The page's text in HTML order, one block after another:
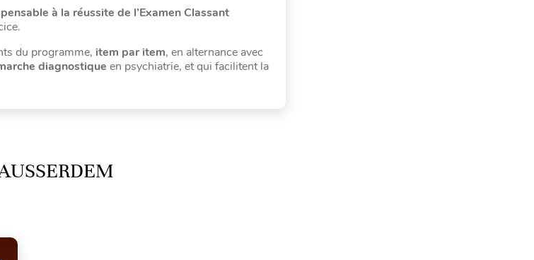
à la réussite de l’Examen Classant
du programme, item par item, en alternance avec
diagnostique en psychiatrie, et qui facilitent la